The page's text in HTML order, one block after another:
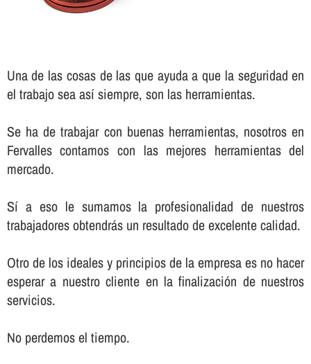
Una de las cosas de las que ayuda a que la seguridad en
el trabajo sea así­ siempre, son las herramientas.
Se ha de trabajar con buenas herramientas, nosotros en
Fervalles contamos con las mejores herramientas del
mercado.
Sí­ a eso le sumamos la profesionalidad de nuestros
trabajadores obtendrás un resultado de excelente calidad.
Otro de los ideales y principios de la empresa es no hacer
esperar a nuestro cliente en la finalización de nuestros
servicios.
No perdemos el tiempo.